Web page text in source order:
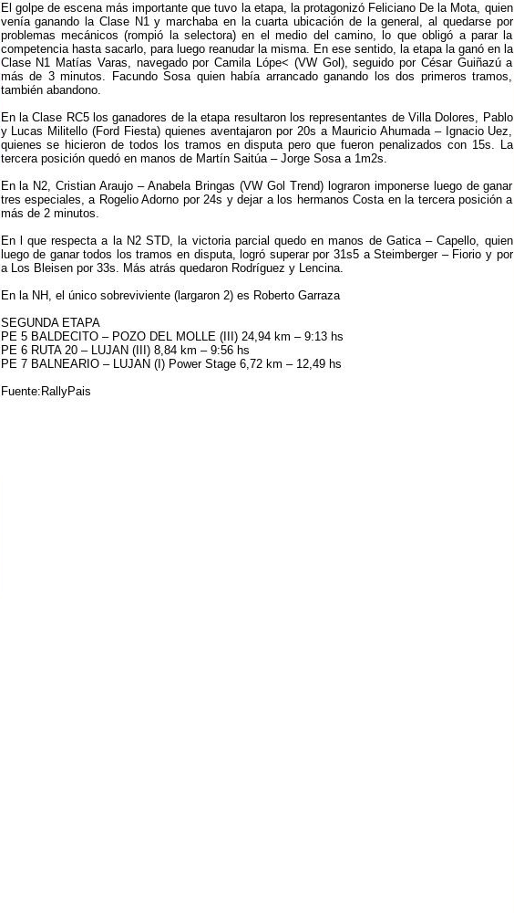
El golpe de escena más importante que tuvo la etapa, la protagonizó Feliciano De la Mota, quien
venía ganando la Clase N1 y marchaba en la cuarta ubicación de la general, al quedarse por
problemas mecánicos (rompió la selectora) en el medio del camino, lo que obligó a parar la
competencia hasta sacarlo, para luego reanudar la misma. En ese sentido, la etapa la ganó en la
Clase N1 Matías Varas, navegado por Camila Lópe< (VW Gol), seguido por César Guiñazú a
más de 3 minutos. Facundo Sosa quien había arrancado ganando los dos primeros tramos,
también abandono.
En la Clase RC5 los ganadores de la etapa resultaron los representantes de Villa Dolores, Pablo
y Lucas Militello (Ford Fiesta) quienes aventajaron por 20s a Mauricio Ahumada – Ignacio Uez,
quienes se hicieron de todos los tramos en disputa pero que fueron penalizados con 15s. La
tercera posición quedó en manos de Martín Saitúa – Jorge Sosa a 1m2s.
En la N2, Cristian Araujo – Anabela Bringas (VW Gol Trend) lograron imponerse luego de ganar
tres especiales, a Rogelio Adorno por 24s y dejar a los hermanos Costa en la tercera posición a
más de 2 minutos.
En l que respecta a la N2 STD, la victoria parcial quedo en manos de Gatica – Capello, quien
luego de ganar todos los tramos en disputa, logró superar por 31s5 a Steimberger – Fiorio y por
a Los Bleisen por 33s. Más atrás quedaron Rodríguez y Lencina.
En la NH, el único sobreviviente (largaron 2) es Roberto Garraza
SEGUNDA ETAPA
PE 5 BALDECITO – POZO DEL MOLLE (III) 24,94 km – 9:13 hs
PE 6 RUTA 20 – LUJAN (III) 8,84 km – 9:56 hs
PE 7 BALNEARIO – LUJAN (I) Power Stage 6,72 km – 12,49 hs
Fuente:RallyPais